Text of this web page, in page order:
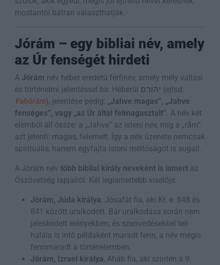
mostantól bátran választhatják.
Jórám – egy bibliai név, amely
az Úr fenségét hirdeti
A Jórám név héber eredetű férfinév, amely mély vallási
és történelmi jelentéssel bír. Héberül יְהוֹרָם (ejtsd:
Yəhôrām), jelentése pedig: „Jahve magas”, „Jahve
fenséges”, vagy „az Úr által felmagasztalt” . A név két
elemből áll össze: a „Jahve” az isteni név, míg a „rām”
azt jelenti: magas, felemelt. Így a név üzenete nemcsak
spirituális, hanem egyfajta isteni méltóságot is sugall.
A Jórám név több bibliai király neveként is ismert az
Ószövetség lapjairól. Két legismertebb viselője:
Jórám, Júda királya, Jósafát fia, aki Kr. e. 848 és
841 között uralkodott. Bár uralkodása során nem
jeleskedett erényekben, és szenvedésekkel teli
halála is intő példaként maradt fenn, a név mégis
fennmaradt a történelemben.
Jórám, Izrael királya, Aháb fia, aki szintén a 9.